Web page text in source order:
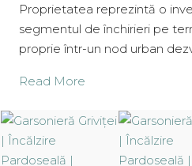
Proprietatea reprezintă o
segmentul de închirieri pe
proprie într-un nod urban
Read More